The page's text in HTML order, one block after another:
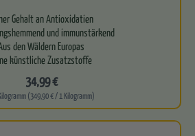
Gehalt an Antioxidatien
und immunstärkend
den Wäldern Europas
künstliche Zusatzstoffe
34,99 €
(349,90 € / 1 Kilogramm)